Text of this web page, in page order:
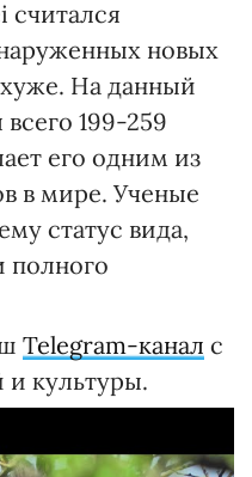
считался
новых
На данный
199-259
его одним из
в мире. Ученые
статус вида,
полного
Telegram-канал с
и культуры.